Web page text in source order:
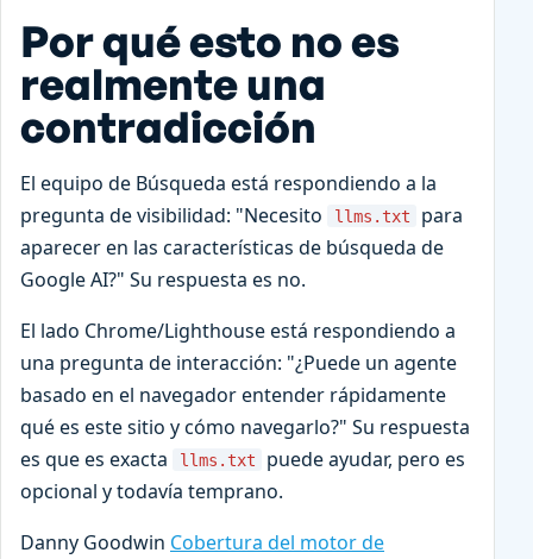
Por qué esto no es
realmente una
contradicción
El equipo de Búsqueda está respondiendo a la
pregunta de visibilidad: "Necesito
llms.txt
para
aparecer en las características de búsqueda de
Google AI?" Su respuesta es no.
El lado Chrome/Lighthouse está respondiendo a
una pregunta de interacción: "¿Puede un agente
basado en el navegador entender rápidamente
qué es este sitio y cómo navegarlo?" Su respuesta
es que es exacta
llms.txt
puede ayudar, pero es
opcional y todavía temprano.
Danny Goodwin Cobertura del motor de